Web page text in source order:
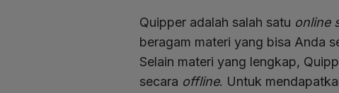
Quipper adalah salah satu online
beragam materi yang bisa Anda
Selain materi yang lengkap,
secara offline. Untuk